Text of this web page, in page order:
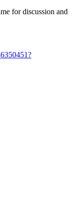
for discussion and